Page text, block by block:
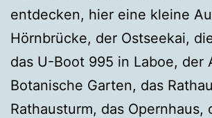
entdecken, hier eine kleine
Hörnbrücke, der Ostseekai,
das U-Boot 995 in Laboe, der
Botanische Garten, das
Rathausturm, das Opernhaus,